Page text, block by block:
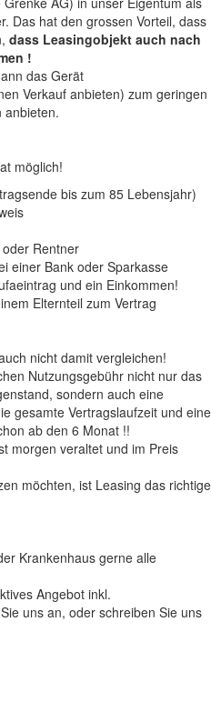
Das hat den grossen Vorteil, dass
dass Leasingobjekt auch nach
!
das Gerät
Verkauf anbieten) zum geringen
anbieten.
möglich!
bis zum 85 Lebensjahr)
Rentner
einer Bank oder Sparkasse
und ein Einkommen!
Elternteil zum Vertrag
nicht damit vergleichen!
Nutzungsgebühr nicht nur das
sondern auch eine
gesamte Vertragslaufzeit und eine
ab den 6 Monat !!
morgen veraltet und im Preis
möchten, ist Leasing das richtige
Krankenhaus gerne alle
Angebot inkl.
uns an, oder schreiben Sie uns